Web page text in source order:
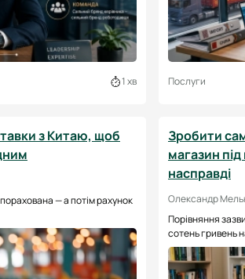
1 хв Послуги
з Китаю, щоб
— а потім рахунок
Зробити
магазин
насправді
Олександр
Порівняння
сотень гривень